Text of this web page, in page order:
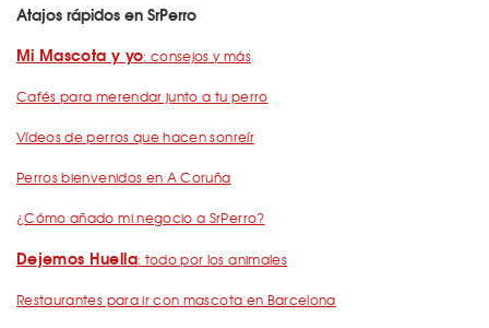
Atajos rápidos en SrPerro
Mi Mascota y yo: consejos y más
Cafés para merendar junto a tu perro
Vídeos de perros que hacen sonreír
Perros bienvenidos en A Coruña
¿Cómo añado mi negocio a SrPerro?
Dejemos Huella: todo por los animales
Restaurantes para ir con mascota en Barcelona